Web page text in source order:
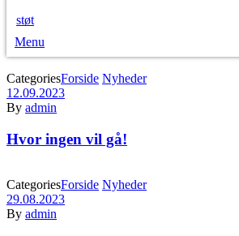
støt
Menu
CategoriesForside Nyheder
12.09.2023
By admin
Hvor ingen vil gå!
CategoriesForside Nyheder
29.08.2023
By admin